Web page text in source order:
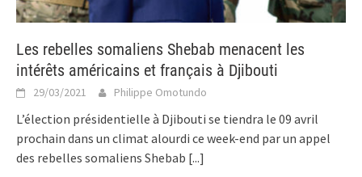
Les rebelles somaliens Shebab menacent les
intérêts américains et français à Djibouti
29/03/2021 Philippe Omotundo
L’élection présidentielle à Djibouti se tiendra le 09 avril
prochain dans un climat alourdi ce week-end par un appel
des rebelles somaliens Shebab [...]